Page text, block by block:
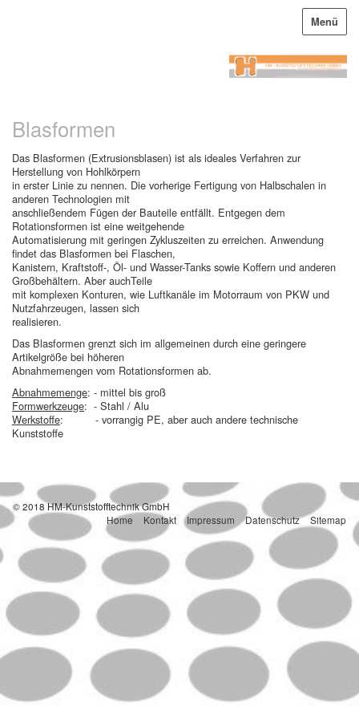
Menü
Blasformen
Das Blasformen (Extrusionsblasen) ist als ideales Verfahren zur
Herstellung von Hohlkörpern
in erster Linie zu nennen. Die vorherige Fertigung von Halbschalen in
anderen Technologien mit
anschließendem Fügen der Bauteile entfällt. Entgegen dem
Rotationsformen ist eine weitgehende
Automatisierung mit geringen Zykluszeiten zu erreichen. Anwendung
findet das Blasformen bei Flaschen,
Kanistern, Kraftstoff-, Öl- und Wasser-Tanks sowie Koffern und anderen
Großbehältern. Aber auchTeile
mit komplexen Konturen, wie Luftkanäle im Motorraum von PKW und
Nutzfahrzeugen, lassen sich
realisieren.
Das Blasformen grenzt sich im allgemeinen durch eine geringere
Artikelgröße bei höheren
Abnahmemengen vom Rotationsformen ab.
Abnahmemenge: - mittel bis groß
Formwerkzeuge: - Stahl / Alu
Werkstoffe: - vorrangig PE, aber auch andere technische
Kunststoffe
© 2018 HM-Kunststofftechnik GmbH
Home
Kontakt Impressum Datenschutz Sitemap